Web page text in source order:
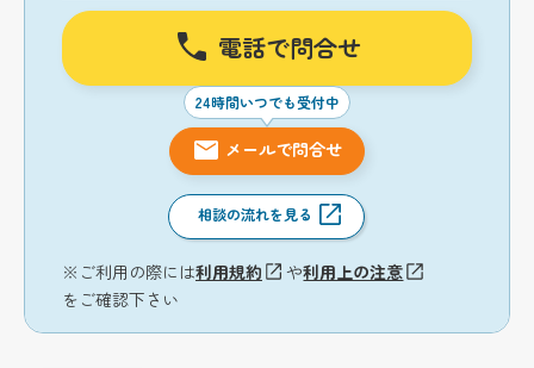
電話で問合せ
24時間いつでも受付中
メールで問合せ
相談の流れを見る
※ご利用の際には利用規約 や利用上の注意
をご確認下さい